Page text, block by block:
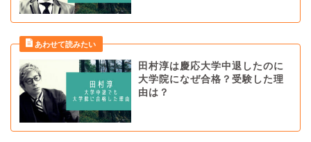
田村淳は慶応大学中退したのに
大学院になぜ合格？受験した理
由は？